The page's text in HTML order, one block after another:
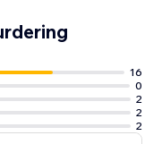
16
0
2
2
2